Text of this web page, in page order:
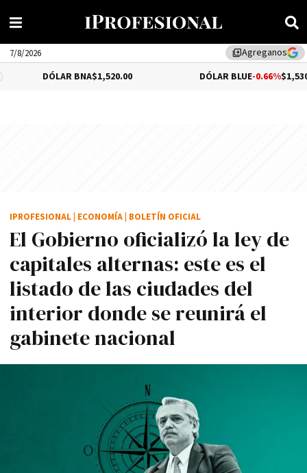
library_addAgreganos
7/8/2026
DÓLAR BNA$1,520.00 DÓLAR BLUE-0.66%$1,530.00
El Gobierno oficializó la ley de
capitales alternas: este es el
listado de las ciudades del
interior donde se reunirá el
gabinete nacional
IPROFESIONAL ECONOMÍA BOLETÍN OFICIAL